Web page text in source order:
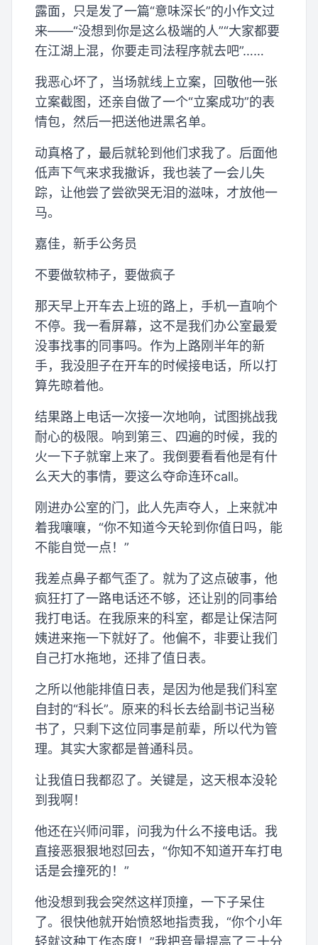
露面，只是发了一篇“意味深长”的小作文过
来——“没想到你是这么极端的人”“大家都要
在江湖上混，你要走司法程序就去吧”……
我恶心坏了，当场就线上立案，回敬他一张
立案截图，还亲自做了一个“立案成功”的表
情包，然后一把送他进黑名单。
动真格了，最后就轮到他们求我了。后面他
低声下气来求我撤诉，我也装了一会儿失
踪，让他尝了尝欲哭无泪的滋味，才放他一
马。
嘉佳，新手公务员
不要做软柿子，要做疯子
那天早上开车去上班的路上，手机一直响个
不停。我一看屏幕，这不是我们办公室最爱
没事找事的同事吗。作为上路刚半年的新
手，我没胆子在开车的时候接电话，所以打
算先晾着他。
结果路上电话一次接一次地响，试图挑战我
耐心的极限。响到第三、四遍的时候，我的
火一下子就窜上来了。我倒要看看他是有什
么天大的事情，要这么夺命连环call。
刚进办公室的门，此人先声夺人，上来就冲
着我嚷嚷，“你不知道今天轮到你值日吗，能
不能自觉一点！”
我差点鼻子都气歪了。就为了这点破事，他
疯狂打了一路电话还不够，还让别的同事给
我打电话。在我原来的科室，都是让保洁阿
姨进来拖一下就好了。他偏不，非要让我们
自己打水拖地，还排了值日表。
之所以他能排值日表，是因为他是我们科室
自封的“科长”。原来的科长去给副书记当秘
书了，只剩下这位同事是前辈，所以代为管
理。其实大家都是普通科员。
让我值日我都忍了。关键是，这天根本没轮
到我啊！
他还在兴师问罪，问我为什么不接电话。我
直接恶狠狠地怼回去，“你知不知道开车打电
话是会撞死的！”
他没想到我会突然这样顶撞，一下子呆住
了。很快他就开始愤怒地指责我，“你个小年
轻就这种工作态度！”我把音量提高了三十分